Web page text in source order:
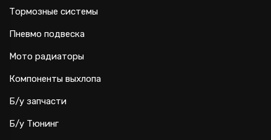
Тормозные системы
Пневмо подвеска
Мото радиаторы
Компоненты выхлопа
Б/у запчасти
Б/у Тюнинг